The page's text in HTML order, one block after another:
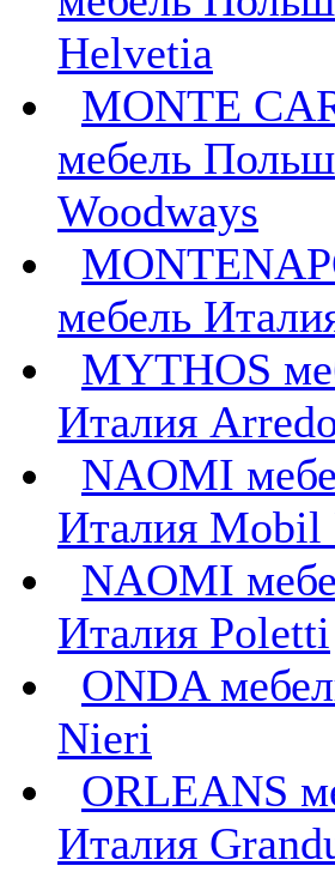
Helvetia
MONTE
мебель
Woodways
мебель
MYTHOS
Италия
NAOMI
Италия Mobil
NAOMI
Италия Poletti
ONDA
Nieri
ORLEANS
Италия